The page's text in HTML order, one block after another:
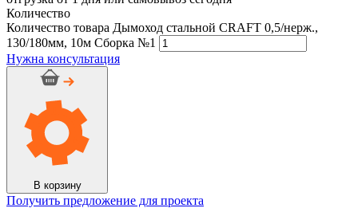
Количество
Количество товара Дымоход стальной CRAFT 0,5/нерж.,
130/180мм, 10м Сборка №1
Нужна консультация
В корзину
Получить предложение для проекта